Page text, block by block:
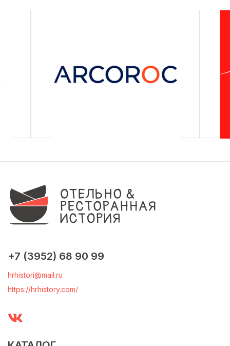
+7 (3952) 68 90 99
hrhistori@mail.ru
https://hrhistory.com/